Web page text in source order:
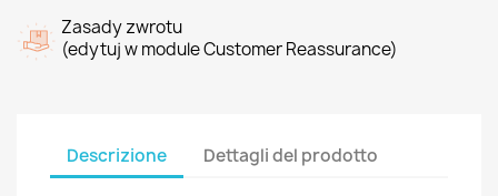
Zasady zwrotu
(edytuj w module Customer Reassurance)
Descrizione Dettagli del prodotto